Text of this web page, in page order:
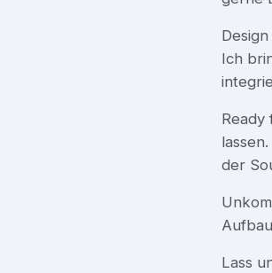
Ich
der
Lass